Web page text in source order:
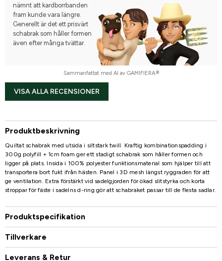
nämnt att kardborrbanden
fram kunde vara längre.
Generellt är det ett prisvärt
schabrak som håller formen
även efter många tvättar.
Sammanfattat med AI av GAMIFIERA.®
VISA ALLA RECENSIONER
Produktbeskrivning
Quiltat schabrak med utsida i siltstark twill. Kraftig kombinationspadding i
300g polyfill + 1cm foam ger ett stadigt schabrak som håller formen och
ligger på plats. Insida i 100% polyester funktionsmaterial som hjälper till att
transportera bort fukt ifrån hästen. Panel i 3D mesh längst ryggraden för att
ge ventilation. Extra förstärkt vid sadelgjorden för ökad slitstyrka och korta
stroppar för fäste i sadelns d-ring gör att schabraket passar till de flesta sadlar.
Produktspecifikation
Tillverkare
Leverans & Retur